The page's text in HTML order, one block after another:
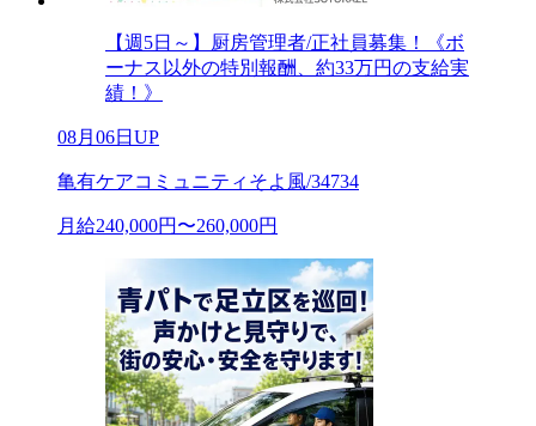
【週5日～】厨房管理者/正社員募集！《ボ
ーナス以外の特別報酬、約33万円の支給実
績！》
08月06日UP
亀有ケアコミュニティそよ風/34734
月給240,000円〜260,000円